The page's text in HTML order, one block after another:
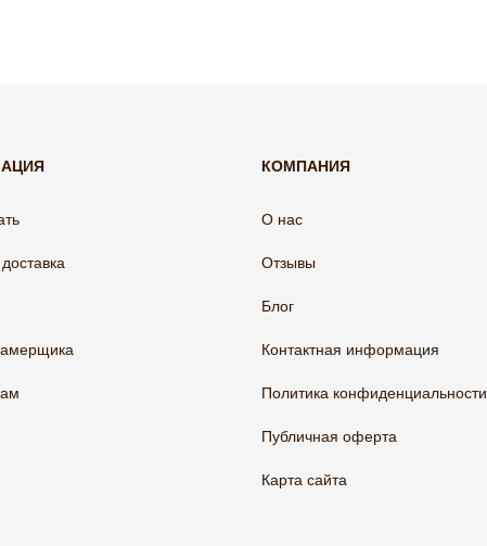
КОМПАНИЯ
О нас
Отзывы
Блог
Контактная информация
Политика конфиденциальности
Публичная оферта
Карта сайта